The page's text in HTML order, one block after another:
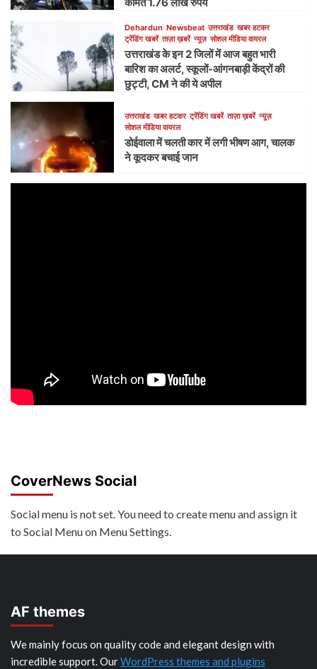
Dehardun Newsbeat उत्तराखंड खबर हटकर
ट्रेंडिंग खबरें ताज़ा ख़बरें न्यूज़ सोशल मीडिया वायरल
उत्तराखंड के इन 2 जिलों में आज बहुत भारी
बारिश का अलर्ट, स्कूलों-आंगनबाड़ी केंद्रों की
छुट्टी, CM ने की ये अपील
उत्तराखंड खबर हटकर ट्रेंडिंग खबरें ताज़ा ख़बरें न्यूज़
सोशल मीडिया वायरल
डोईवाला में चलती कार में लगी भीषण आग, चालक
ने कूदकर बचाई जान
CoverNews Social
Social menu is not set. You need to create menu and assign it
to Social Menu on Menu Settings.
AF themes
We mainly focus on quality code and elegant design with
incredible support. OurWordPress themes and plugins